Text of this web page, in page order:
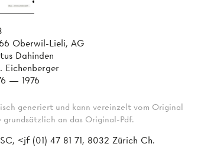
Oberwil-Lieli, AG
Dahinden
Eichenberger
— 1976
generiert und kann vereinzelt vom Original
an das Original-Pdf.
<jf (01) 47 81 71, 8032 Zürich Ch.